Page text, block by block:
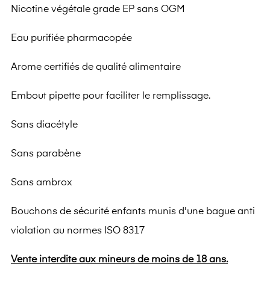
Nicotine végétale grade EP sans OGM
Eau purifiée pharmacopée
Arome certifiés de qualité alimentaire
Embout pipette pour faciliter le remplissage.
Sans diacétyle
Sans parabène
Sans ambrox
Bouchons de sécurité enfants munis d'une bague anti
violation au normes ISO 8317
Vente interdite aux mineurs de moins de 18 ans.